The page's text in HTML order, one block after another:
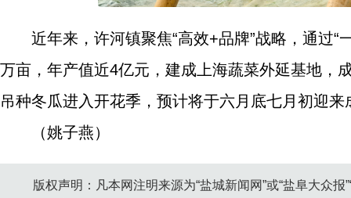
近年来，许河镇聚焦“高效+品牌”战略，通过
万亩，年产值近4亿元，建成上海蔬菜外延基地，
吊种冬瓜进入开花季，预计将于六月底七月初迎来
（姚子燕）
版权声明：凡本网注明来源为“盐城新闻网”或“盐阜大众